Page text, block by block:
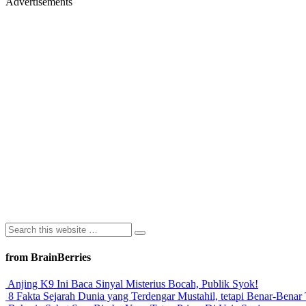
from BrainBerries
Anjing K9 Ini Baca Sinyal Misterius Bocah, Publik Syok!
8 Fakta Sejarah Dunia yang Terdengar Mustahil, tetapi Benar-Benar